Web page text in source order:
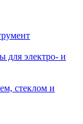
для электро- и
стеклом и